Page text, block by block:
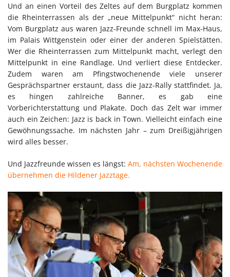
Und an einen Vorteil des Zeltes auf dem Burgplatz kommen
die Rheinterrassen als der „neue Mittelpunkt“ nicht heran:
Vom Burgplatz aus waren Jazz-Freunde schnell im Max-Haus,
im Palais Wittgenstein oder einer der anderen Spielstätten.
Wer die Rheinterrassen zum Mittelpunkt macht, verlegt den
Mittelpunkt in eine Randlage. Und verliert diese Entdecker.
Zudem waren am Pfingstwochenende viele unserer
Gesprächspartner erstaunt, dass die Jazz-Rally stattfindet. Ja,
es hingen zahlreiche Banner, es gab eine
Vorberichterstattung und Plakate. Doch das Zelt war immer
auch ein Zeichen: Jazz is back in Town. Vielleicht einfach eine
Gewöhnungssache. Im nächsten Jahr – zum Dreißigjährigen
wird alles besser.
Und Jazzfreunde wissen es längst: Am, nächsten Wochenende
übernehmen die Hildener Jazztage.